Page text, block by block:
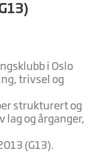
i Oslo
trivsel og
strukturert og
lag og årganger,
(G13).